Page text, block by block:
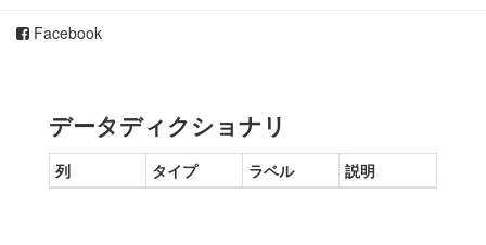
Facebook
データディクショナリ
列 タイプ ラベル 説明